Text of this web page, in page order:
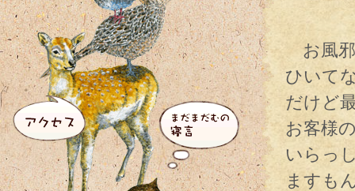
お風
ひいて
だけど
お客様
いらっ
ますも